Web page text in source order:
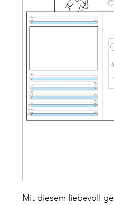
Mit diesem liebevoll